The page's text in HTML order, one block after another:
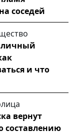
соседей
и что
вернут
составлению